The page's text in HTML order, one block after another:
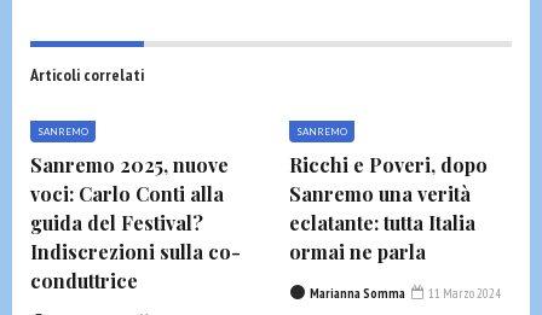
Articoli correlati
SANREMO
Sanremo 2025, nuove
voci: Carlo Conti alla
guida del Festival?
Indiscrezioni sulla co-
conduttrice
SANREMO
Ricchi e Poveri, dopo
Sanremo una verità
eclatante: tutta Italia
ormai ne parla
Marianna Somma 11 Marzo 2024